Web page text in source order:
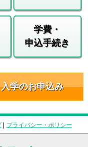
学費・
申込手続き
入学のお申込み
| プライバシー・ポリシー